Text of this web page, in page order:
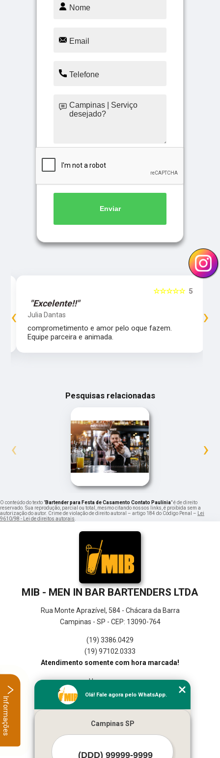
Enviar
5
☆☆☆☆☆
"Excelente!!"
Julia Dantas
comprometimento e amor pelo oque fazem.
Equipe parceira e animada.
‹ ›
Pesquisas relacionadas
‹ ›
O conteúdo do texto "Bartender para Festa de Casamento Contato Paulínia" é de direito
reservado. Sua reprodução, parcial ou total, mesmo citando nossos links, é proibida sem a
autorização do autor. Crime de violação de direito autoral – artigo 184 do Código Penal –
Lei
9610/98 - Lei de direitos autorais
MIB - MEN IN BAR BARTENDERS LTDA
Rua Monte Aprazível, 584 - Chácara da Barra
Campinas - SP - CEP: 13090-764
(19) 3386.0429
(19) 97102.0333
Atendimento somente com hora marcada!
Home
Empresa
Contato
Olá! Fale agora pelo WhatsApp.
Campinas SP
Informações